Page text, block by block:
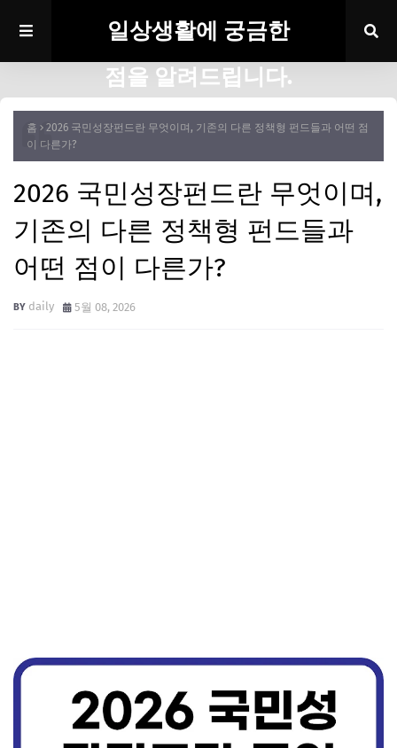
일상생활에 궁금한
점을 알려드립니다.
홈
2026 국민성장펀드란 무엇이며, 기존의 다른 정책형 펀드들과 어떤 점
이 다른가?
2026 국민성장펀드란 무엇이며,
기존의 다른 정책형 펀드들과
어떤 점이 다른가?
daily 5월 08, 2026